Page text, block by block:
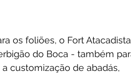
os foliões, o Fort
do Boca - também
customização de abadás,